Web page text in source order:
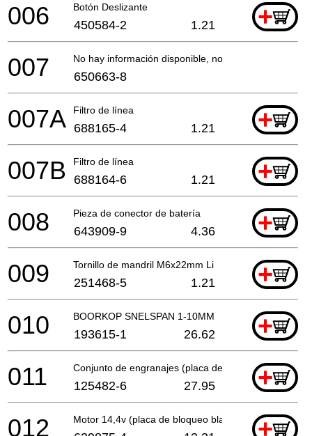
Botón Deslizante +
006 450584-2 1.21
No hay información disponible, no se puede pedir
007 650663-8
Filtro de línea +
007A 688165-4 1.21
Filtro de línea +
007B 688164-6 1.21
Pieza de conector de batería +
008 643909-9 4.36
Tornillo de mandril M6x22mm Li +
009 251468-5 1.21
BOORKOP SNELSPAN 1-10MM +
010 193615-1 26.62
Conjunto de engranajes (placa de bloqueo blanca)
+
011 125482-6 27.95
Motor 14,4v (placa de bloqueo blanca) +
012